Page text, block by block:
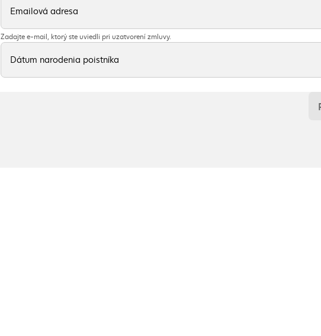
Emailová adresa
Zadajte e-mail, ktorý ste uviedli pri uzatvorení zmluvy.
Dátum narodenia poistníka